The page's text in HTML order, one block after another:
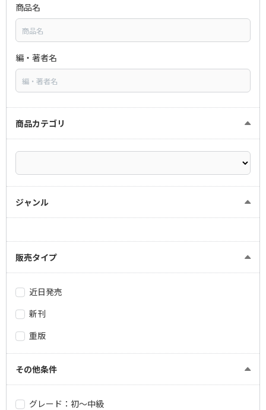
商品名
編・著者名
商品カテゴリ
ジャンル
販売タイプ
近日発売
新刊
重版
その他条件
グレード：初～中級